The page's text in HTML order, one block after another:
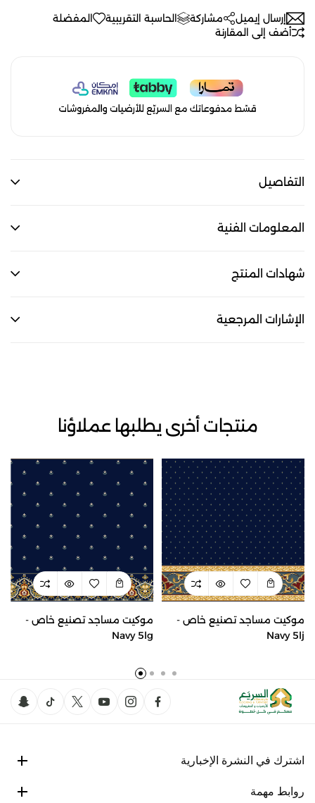
إرسال إيميل مشاركة الحاسبة التقريبية
المفضلة
أضف إلى المقارنة
التفاصيل
المعلومات الفنية
شهادات المنتج
الإشارات المرجعية
منتجات أخرى يطلبها عملاؤنا
موكيت مساجد تصنيع خاص -
Navy 5lg
موكيت مساجد تصنيع خاص -
Navy 5lj
اشترك في النشرة الإخبارية
روابط مهمة